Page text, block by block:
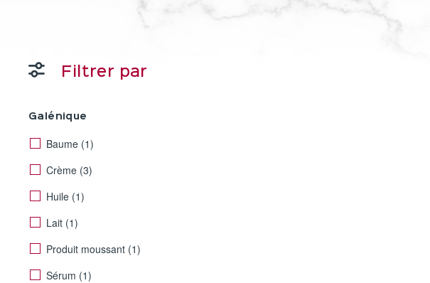
Filtrer par
Galénique
Baume (1)
Crème (3)
Huile (1)
Lait (1)
Produit moussant (1)
Sérum (1)